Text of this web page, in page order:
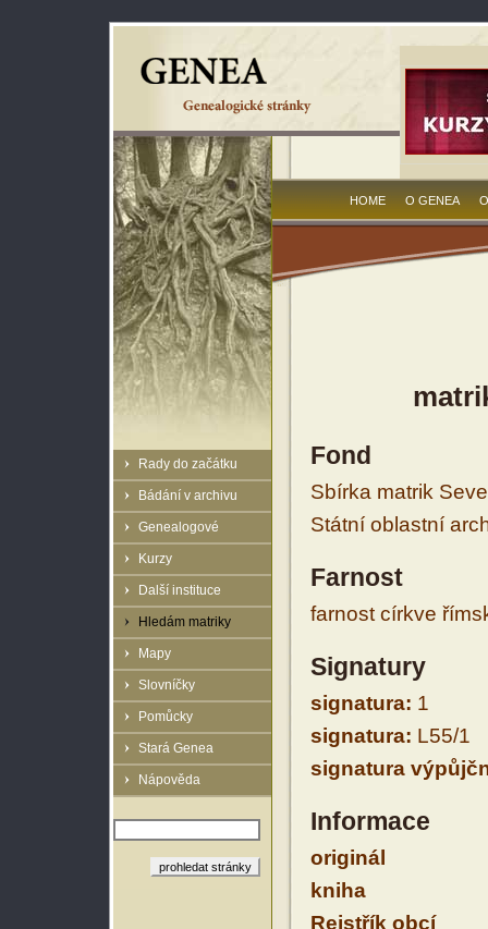
Rady do začátku
Bádání v archivu
Genealogové
Kurzy
Další instituce
Hledám matriky
Mapy
Slovníčky
Pomůcky
Stará Genea
Nápověda
HOME O GENEA
Fond
Sbírka matrik
Státní oblastní
Farnost
farnost církve
Signatury
signatura: 1
signatura: L55/1
signatura
Informace
originál
kniha
Rejstřík obcí